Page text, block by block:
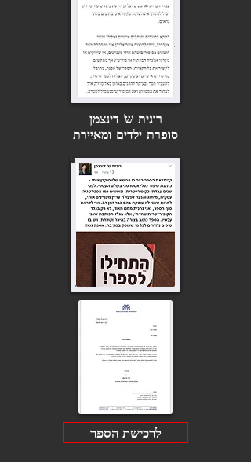
רונית ש' דינצמן
סופרת ילדים ומאיירת
לרכישת הספר